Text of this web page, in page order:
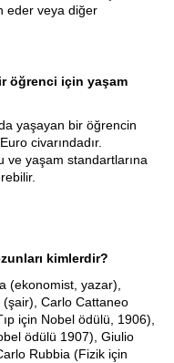
eder veya diğer
öğrenci için yaşam
yaşayan bir öğrencin
civarındadır.
ve yaşam standartlarına
kimlerdir?
(ekonomist, yazar),
Carlo Cattaneo
için Nobel ödülü, 1906),
ödülü 1907), Giulio
Rubbia (Fizik için